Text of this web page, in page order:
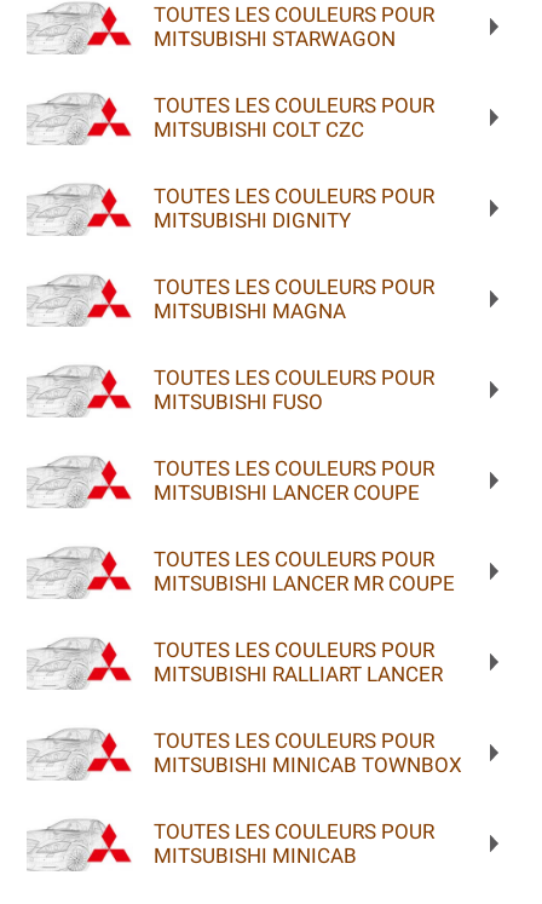
TOUTES LES COULEURS POUR
MITSUBISHI STARWAGON
TOUTES LES COULEURS POUR
MITSUBISHI COLT CZC
TOUTES LES COULEURS POUR
MITSUBISHI DIGNITY
TOUTES LES COULEURS POUR
MITSUBISHI MAGNA
TOUTES LES COULEURS POUR
MITSUBISHI FUSO
TOUTES LES COULEURS POUR
MITSUBISHI LANCER COUPE
TOUTES LES COULEURS POUR
MITSUBISHI LANCER MR COUPE
TOUTES LES COULEURS POUR
MITSUBISHI RALLIART LANCER
TOUTES LES COULEURS POUR
MITSUBISHI MINICAB TOWNBOX
TOUTES LES COULEURS POUR
MITSUBISHI MINICAB